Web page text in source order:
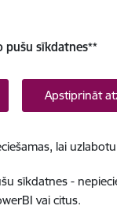
pušu sīkdatnes**
Apstiprināt
lai
sīkdatnes -
vai citus.